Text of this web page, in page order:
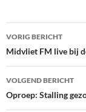
Bericht
navigatie
VORIG BERICHT
Midvliet FM live bij
VOLGEND BERICHT
Oproep: Stalling